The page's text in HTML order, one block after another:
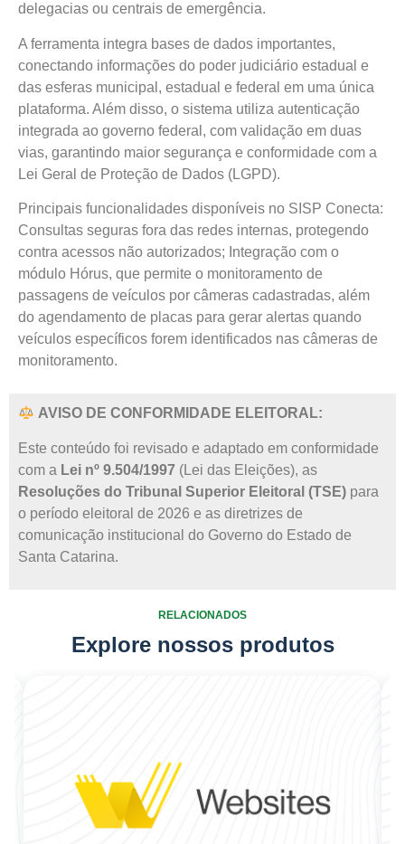
delegacias ou centrais de emergência.
A ferramenta integra bases de dados importantes,
conectando informações do poder judiciário estadual e
das esferas municipal, estadual e federal em uma única
plataforma. Além disso, o sistema utiliza autenticação
integrada ao governo federal, com validação em duas
vias, garantindo maior segurança e conformidade com a
Lei Geral de Proteção de Dados (LGPD).
Principais funcionalidades disponíveis no SISP Conecta:
Consultas seguras fora das redes internas, protegendo
contra acessos não autorizados; Integração com o
módulo Hórus, que permite o monitoramento de
passagens de veículos por câmeras cadastradas, além
do agendamento de placas para gerar alertas quando
veículos específicos forem identificados nas câmeras de
monitoramento.
AVISO DE CONFORMIDADE ELEITORAL:
Este conteúdo foi revisado e adaptado em conformidade
com a Lei nº 9.504/1997 (Lei das Eleições), as
Resoluções do Tribunal Superior Eleitoral (TSE) para
o período eleitoral de 2026 e as diretrizes de
comunicação institucional do Governo do Estado de
Santa Catarina.
RELACIONADOS
Explore nossos produtos